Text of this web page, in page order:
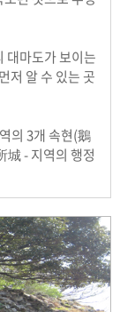
대마도가 보이는
저 알 수 있는 곳
의 3개 속현(鵝
- 지역의 행정